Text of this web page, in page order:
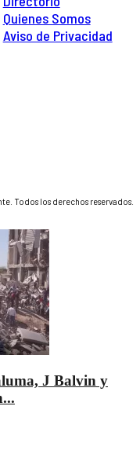
Quienes Somos
Aviso de Privacidad
Todos los derechos reservados.
J Balvin y